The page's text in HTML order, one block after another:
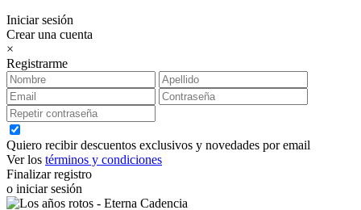
Iniciar sesión
Crear una cuenta
×
Registrarme
Quiero recibir descuentos exclusivos y novedades por email
Ver los términos y condiciones
Finalizar registro
o iniciar sesión